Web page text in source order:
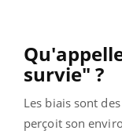
survie" ?
Les biais sont
perçoit son